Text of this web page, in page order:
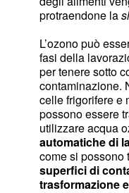
protraendone la
L’ozono può
fasi della
per tenere sotto
contaminazione.
celle frigorifere e
possono essere
utilizzare acqua
automatiche di
come si possono
superfici di
trasformazione